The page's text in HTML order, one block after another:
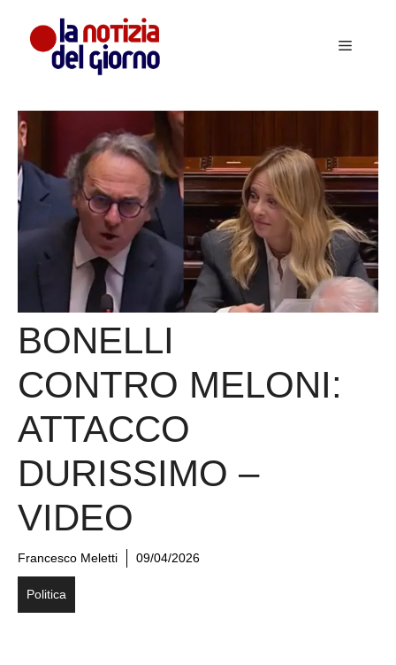
contenuto
Menu
BONELLI
CONTRO MELONI:
ATTACCO
DURISSIMO –
VIDEO
Francesco Meletti 09/04/2026
Politica